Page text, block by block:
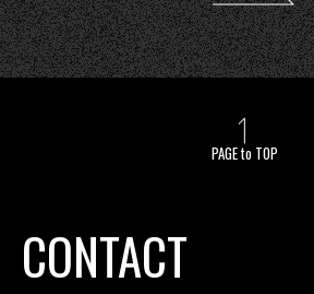
PAGE to TOP
CONTACT